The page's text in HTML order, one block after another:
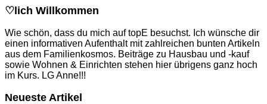
♡lich Willkommen
Wie schön, dass du mich auf topE besuchst. Ich wünsche dir
einen informativen Aufenthalt mit zahlreichen bunten Artikeln
aus dem Familienkosmos. Beiträge zu Hausbau und -kauf
sowie Wohnen & Einrichten stehen hier übrigens ganz hoch
im Kurs. LG Anne!!!
Neueste Artikel